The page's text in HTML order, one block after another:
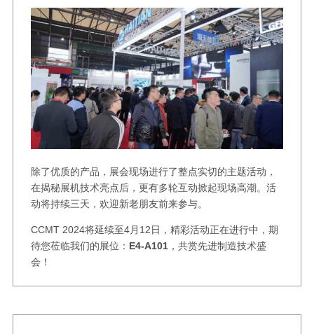
除了优质的产品，展会现场进行了整点实切的主题活动，
在揭秘展机技术亮点后，更有多轮互动掀起现场高潮。活
动将持续三天，欢迎新老朋友前来参与。
CCMT 2024将延续至4月12日，精彩活动正在进行中，期
待您莅临我们的展位： E4-A101，共赏先进制造技术盛
会！